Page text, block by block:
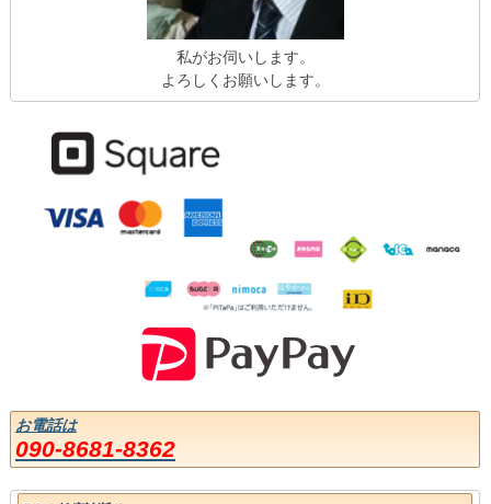
私がお伺いします。
よろしくお願いします。
お電話は
090-8681-8362